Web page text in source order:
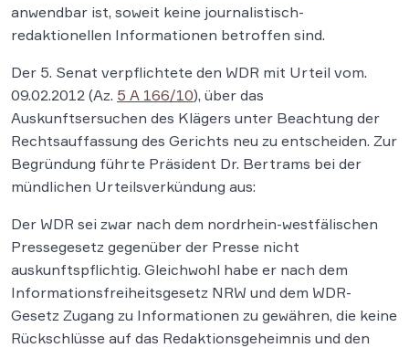
anwendbar ist, soweit keine journalistisch-
redaktionellen Informationen betroffen sind.
Der 5. Senat verpflichtete den WDR mit Urteil vom.
09.02.2012 (Az. 5 A 166/10), über das
Auskunftsersuchen des Klägers unter Beachtung der
Rechtsauffassung des Gerichts neu zu entscheiden. Zur
Begründung führte Präsident Dr. Bertrams bei der
mündlichen Urteilsverkündung aus:
Der WDR sei zwar nach dem nordrhein-westfälischen
Pressegesetz gegenüber der Presse nicht
auskunftspflichtig. Gleichwohl habe er nach dem
Informationsfreiheitsgesetz NRW und dem WDR-
Gesetz Zugang zu Informationen zu gewähren, die keine
Rückschlüsse auf das Redaktionsgeheimnis und den